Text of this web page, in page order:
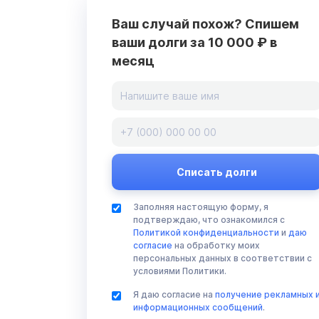
Ваш случай похож? Спишем
ваши долги за 10 000 ₽ в
месяц
Заполняя настоящую форму, я
подтверждаю, что ознакомился с
Политикой конфиденциальности и даю
согласие на обработку моих
персональных данных в соответствии с
условиями Политики.
Я даю согласие на получение рекламных
информационных сообщений.